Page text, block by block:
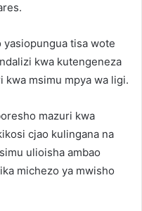
yasiopungua tisa wote
kwa kutengeneza
kwa msimu mpya wa ligi.
mazuri kwa
cjao kulingana na
ulioisha ambao
michezo ya mwisho